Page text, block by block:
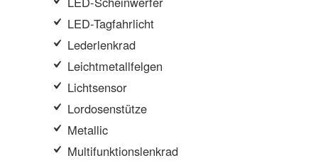
LED-Tagfahrlicht
Lederlenkrad
Leichtmetallfelgen
Lichtsensor
Lordosenstütze
Metallic
Multifunktionslenkrad